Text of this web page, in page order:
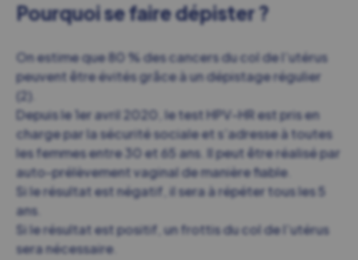
Pourquoi se faire dépister ?
On estime que 80 % des cancers du col de l’utérus
peuvent être évités grâce à un dépistage régulier
(2).
Depuis le 1er avril 2020, le test HPV-HR est pris en
charge par la sécurité sociale et s’adresse à toutes
les femmes entre 30 et 65 ans. Il peut être réalisé par
auto-prélèvement vaginal de manière fiable.
Si le résultat est négatif, il sera à répéter tous les 5
ans.
Si le résultat est positif, un frottis du col de l’utérus
sera nécessaire.